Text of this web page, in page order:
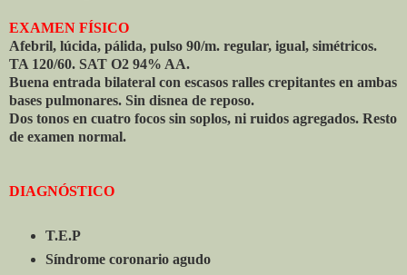
EXAMEN FÍSICO
Afebril, lúcida, pálida, pulso 90/m. regular, igual, simétricos.
TA 120/60. SAT O2 94% AA.
Buena entrada bilateral con escasos ralles crepitantes en ambas
bases pulmonares. Sin disnea de reposo.
Dos tonos en cuatro focos sin soplos, ni ruidos agregados. Resto
de examen normal.
DIAGNÓSTICO
T.E.P
Síndrome coronario agudo